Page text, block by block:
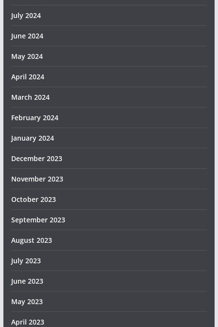
July 2024
June 2024
May 2024
April 2024
March 2024
February 2024
January 2024
December 2023
November 2023
October 2023
September 2023
August 2023
July 2023
June 2023
May 2023
April 2023